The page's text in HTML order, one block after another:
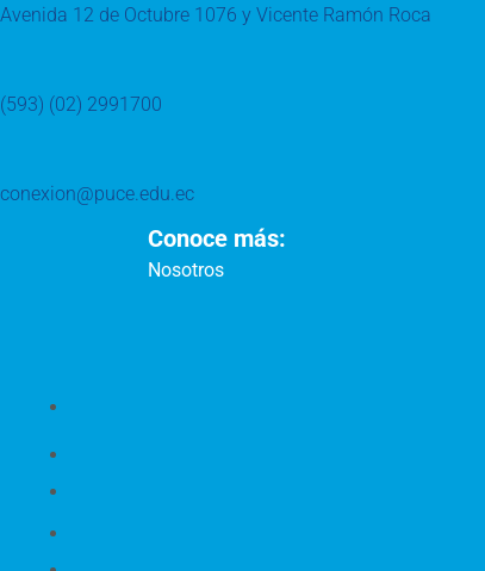
Avenida 12 de Octubre 1076 y Vicente Ramón Roca
(593) (02) 2991700
conexion@puce.edu.ec
Conoce más:
Nosotros